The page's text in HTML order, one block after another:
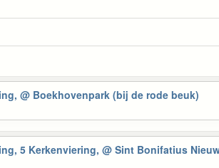
@ Boekhovenpark (bij de rode beuk)
5 Kerkenviering,@ Sint Bonifatius